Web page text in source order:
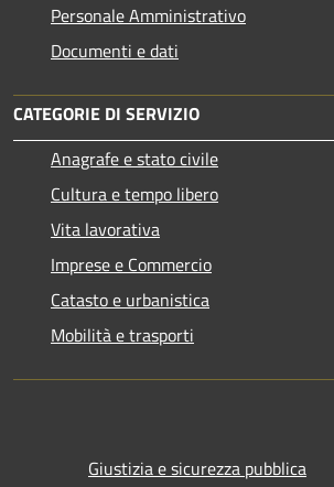
Personale Amministrativo
Documenti e dati
CATEGORIE DI SERVIZIO
Anagrafe e stato civile
Cultura e tempo libero
Vita lavorativa
Imprese e Commercio
Catasto e urbanistica
Mobilità e trasporti
Giustizia e sicurezza pubblica